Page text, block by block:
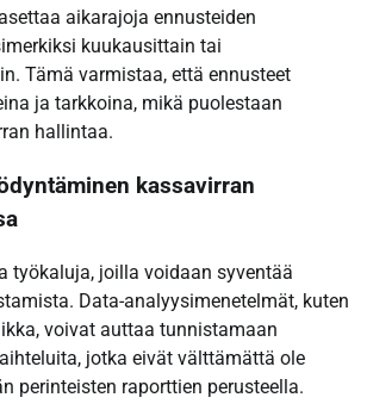
aikarajoja ennusteiden
kuukausittain tai
Tämä varmistaa, että ennusteet
ja tarkkoina, mikä puolestaan
hallintaa.
kassavirran
työkaluja, joilla voidaan syventää
Data-analyysimenetelmät, kuten
voivat auttaa tunnistamaan
jotka eivät välttämättä ole
perinteisten raporttien perusteella.